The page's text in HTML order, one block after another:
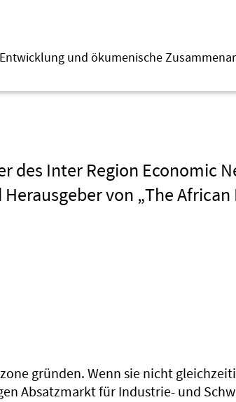
und ökumenische
des Inter Region Economic
von „The
gründen. Wenn sie nicht
Absatzmarkt für Industrie- und